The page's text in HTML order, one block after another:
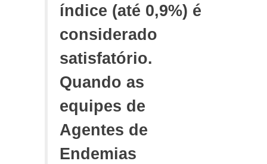
índice (até 0,9%) é
considerado
satisfatório.
Quando as
equipes de
Agentes de
Endemias